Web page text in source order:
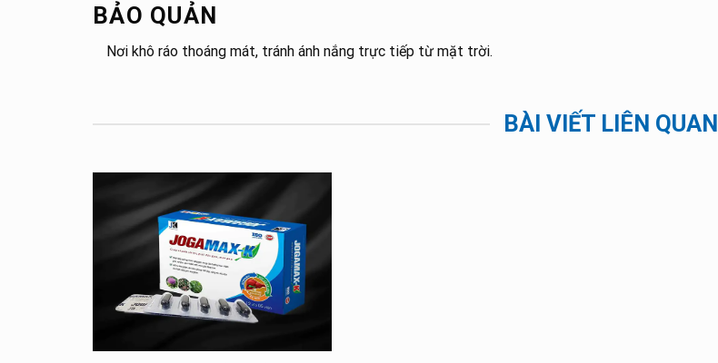
BẢO QUẢN
Nơi khô ráo thoáng mát, tránh ánh nắng trực tiếp từ mặt trời.
BÀI VIẾT LIÊN QUAN